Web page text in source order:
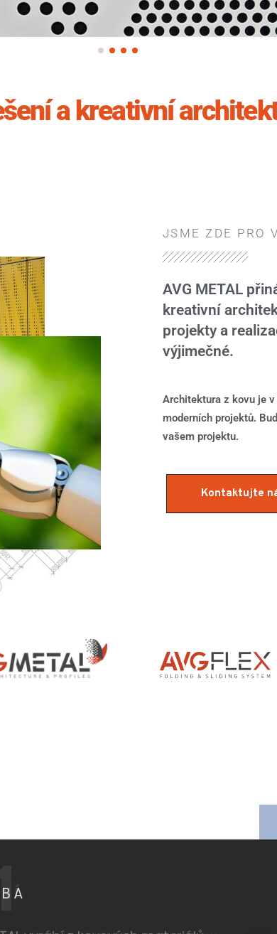
a kreativní
JSME ZDE PRO
AVG METAL
kreativní
projekty a
výjimečné.
Architektura z kovu je
moderních projektů.
vašem projektu.
Kontaktujte